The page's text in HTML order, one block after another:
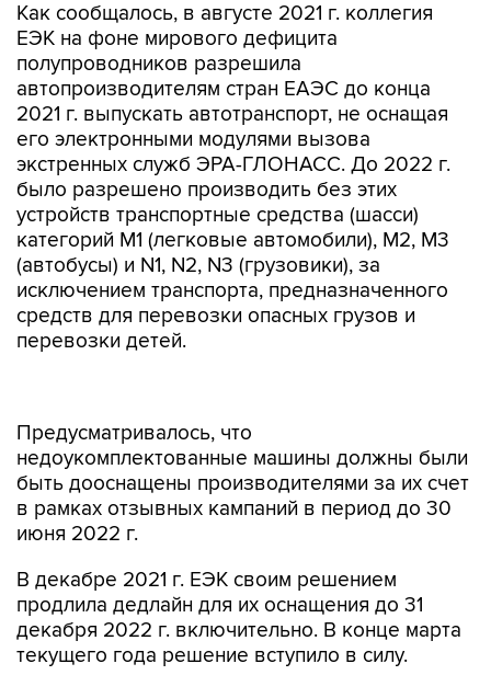
Как сообщалось, в августе 2021 г. коллегия
ЕЭК на фоне мирового дефицита
полупроводников разрешила
автопроизводителям стран ЕАЭС до конца
2021 г. выпускать автотранспорт, не оснащая
его электронными модулями вызова
экстренных служб ЭРА-ГЛОНАСС. До 2022 г.
было разрешено производить без этих
устройств транспортные средства (шасси)
категорий M1 (легковые автомобили), M2, M3
(автобусы) и N1, N2, N3 (грузовики), за
исключением транспорта, предназначенного
средств для перевозки опасных грузов и
перевозки детей.
быть дооснащены производителями за их счет
в рамках отзывных кампаний в период до 30
июня 2022 г.
В декабре 2021 г. ЕЭК своим решением
декабря 2022 г. включительно. В конце марта
текущего года решение вступило в силу.
"В современных условиях подобное решение